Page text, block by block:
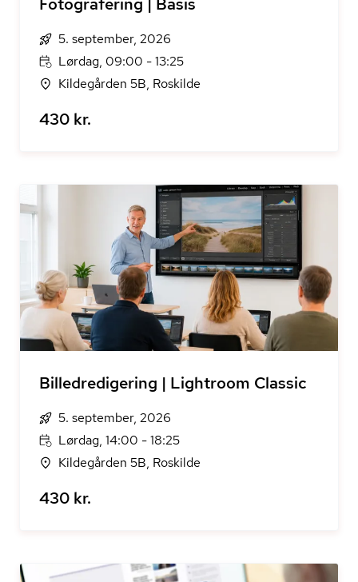
5. september, 2026
Lørdag, 09:00 - 13:25
Kildegården 5B, Roskilde
430 kr.
Billedredigering | Lightroom Classic
5. september, 2026
Lørdag, 14:00 - 18:25
Kildegården 5B, Roskilde
430 kr.